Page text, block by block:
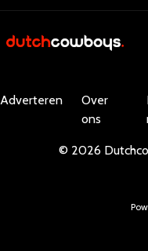
Adverteren
Over
ons
© 2026